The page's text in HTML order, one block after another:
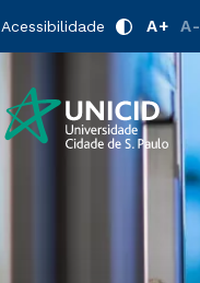
Acessibilidade A+ A-